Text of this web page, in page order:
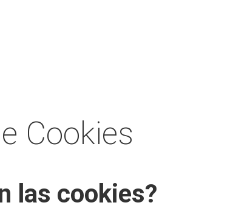
Cookies
las cookies?